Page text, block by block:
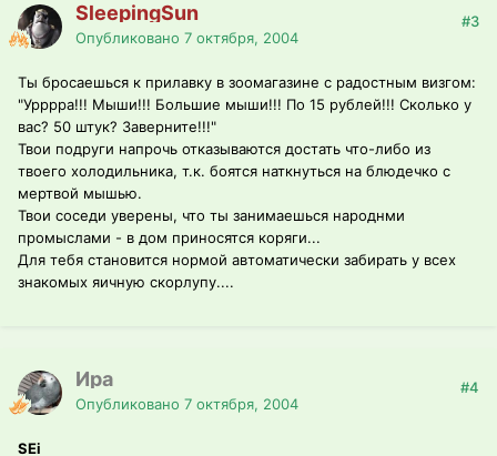
SleepingSun
Опубликовано 7 октября, 2004
#3
Ты бросаешься к прилавку в зоомагазине с радостным визгом:
"Урррра!!! Мыши!!! Большие мыши!!! По 15 рублей!!! Сколько у
вас? 50 штук? Заверните!!!"
Твои подруги напрочь отказываются достать что-либо из
твоего холодильника, т.к. боятся наткнуться на блюдечко с
мертвой мышью.
Твои соседи уверены, что ты занимаешься народнми
промыслами - в дом приносятся коряги...
Для тебя становится нормой автоматически забирать у всех
знакомых яичную скорлупу....
Ира
Опубликовано 7 октября, 2004
#4
SEi